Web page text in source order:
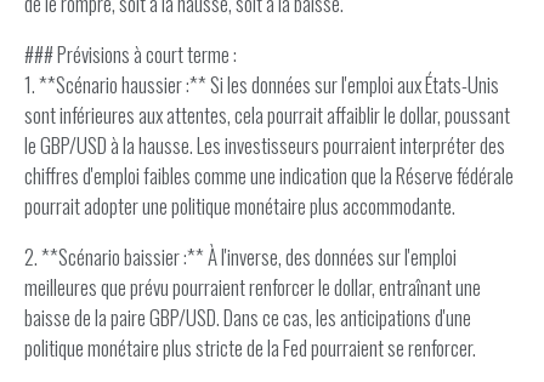
### Prévisions à court terme :
1. **Scénario haussier :** Si les données sur l'emploi aux États-Unis
sont inférieures aux attentes, cela pourrait affaiblir le dollar, poussant
le GBP/USD à la hausse. Les investisseurs pourraient interpréter des
chiffres d'emploi faibles comme une indication que la Réserve fédérale
pourrait adopter une politique monétaire plus accommodante.
2. **Scénario baissier :** À l'inverse, des données sur l'emploi
meilleures que prévu pourraient renforcer le dollar, entraînant une
baisse de la paire GBP/USD. Dans ce cas, les anticipations d'une
politique monétaire plus stricte de la Fed pourraient se renforcer.